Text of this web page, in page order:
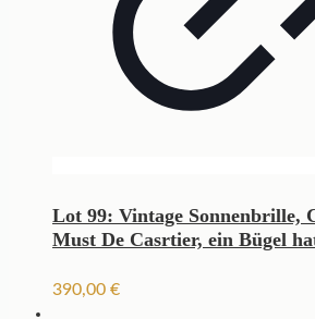
Lot 99: Vintage Sonnenbrille,
Must De Casrtier, ein Bügel
390,00 €